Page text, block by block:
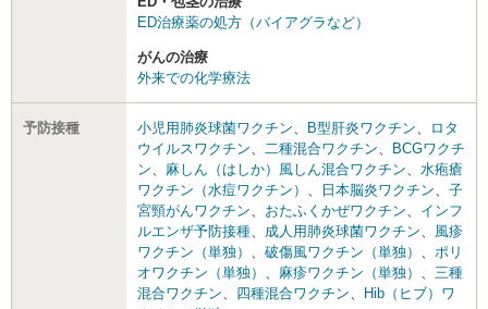
ED治療薬の処方（バイアグラなど）
がんの治療
外来での化学療法
予防接種 小児用肺炎球菌ワクチン、 B型肝炎ワクチン、
ロタ
ウイルスワクチン、 二種混合ワクチン、
BCGワクチ
ン、 麻しん（はしか）風しん混合ワクチン、 水疱瘡
ワクチン（水痘ワクチン） 、 日本脳炎ワクチン、 子
宮頸がんワクチン、 おたふくかぜワクチン、 インフ
ルエンザ予防接種、 成人用肺炎球菌ワクチン、 風疹
ワクチン（単独） 、 破傷風ワクチン（単独） 、 ポリ
オワクチン（単独） 、 麻疹ワクチン（単独） 、 三種
混合ワクチン、 四種混合ワクチン、
Hib（ヒブ）ワ